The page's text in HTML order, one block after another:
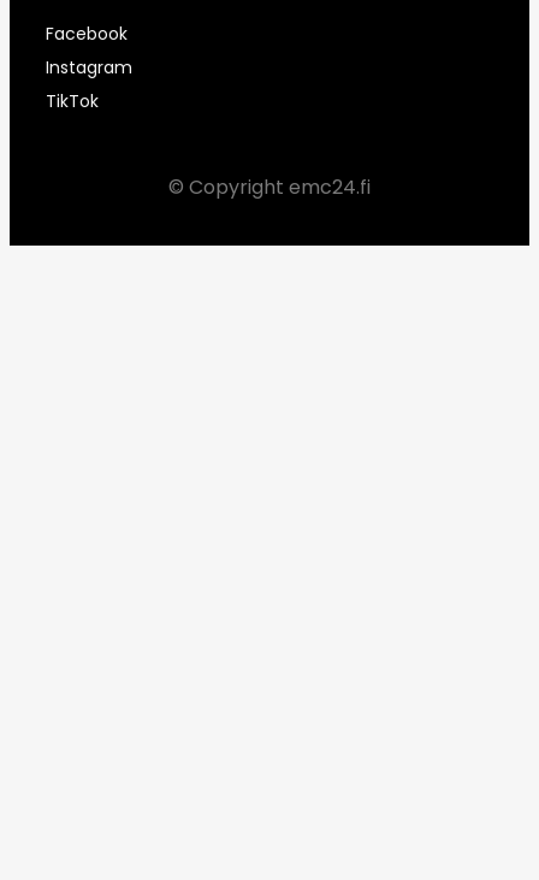
Facebook
Instagram
TikTok
© Copyright emc24.fi